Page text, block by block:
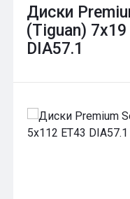
Диски
(Tiguan)
DIA57.1